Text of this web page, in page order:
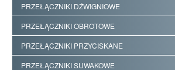
PRZEŁĄCZNIKI DŹWIGNIOWE
PRZEŁĄCZNIKI OBROTOWE
PRZEŁĄCZNIKI PRZYCISKANE
PRZEŁĄCZNIKI SUWAKOWE